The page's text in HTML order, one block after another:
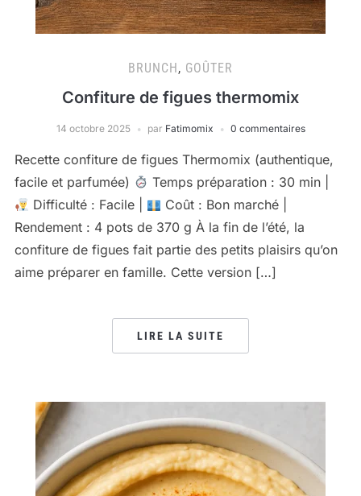
BRUNCH, GOÛTER
Confiture de figues thermomix
14 octobre 2025 par Fatimomix 0 commentaires
Recette confiture de figues Thermomix (authentique,
facile et parfumée)
Temps préparation : 30 min |
Difficulté : Facile |
Coût : Bon marché |
Rendement : 4 pots de 370 g À la fin de l’été, la
confiture de figues fait partie des petits plaisirs qu’on
aime préparer en famille. Cette version […]
LIRE LA SUITE